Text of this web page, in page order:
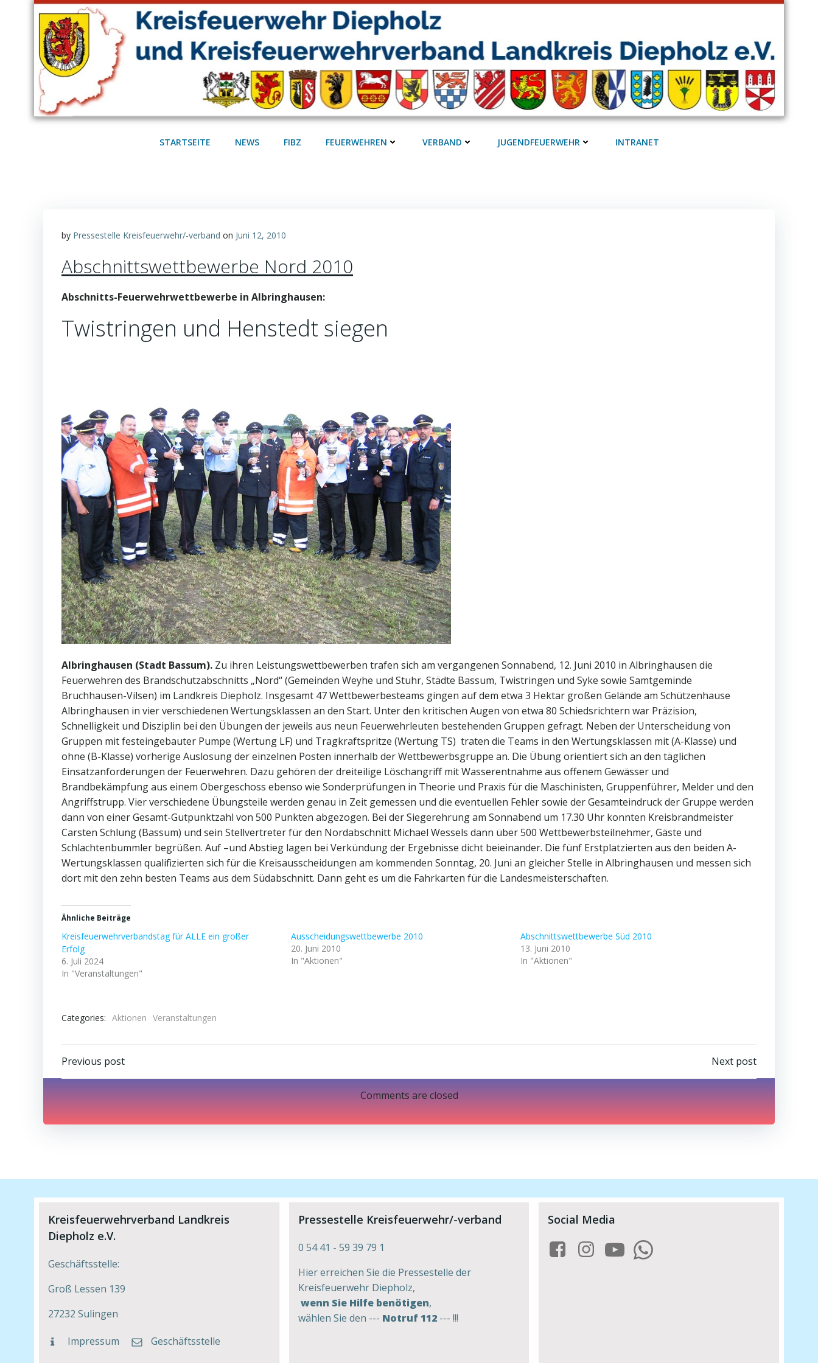
STARTSEITE NEWS FIBZ FEUERWEHREN VERBAND JUGENDFEUERWEHR INTRANET
by Pressestelle Kreisfeuerwehr/-verband on Juni 12, 2010
Abschnittswettbewerbe Nord 2010
Abschnitts-Feuerwehrwettbewerbe in Albringhausen:
Twistringen und Henstedt siegen
Albringhausen (Stadt Bassum). Zu ihren Leistungswettbewerben trafen sich am vergangenen Sonnabend, 12. Juni 2010 in Albringhausen die
Feuerwehren des Brandschutzabschnitts „Nord“ (Gemeinden Weyhe und Stuhr, Städte Bassum, Twistringen und Syke sowie Samtgeminde
Bruchhausen-Vilsen) im Landkreis Diepholz. Insgesamt 47 Wettbewerbesteams gingen auf dem etwa 3 Hektar großen Gelände am Schützenhause
Albringhausen in vier verschiedenen Wertungsklassen an den Start. Unter den kritischen Augen von etwa 80 Schiedsrichtern war Präzision,
Schnelligkeit und Disziplin bei den Übungen der jeweils aus neun Feuerwehrleuten bestehenden Gruppen gefragt. Neben der Unterscheidung von
Gruppen mit festeingebauter Pumpe (Wertung LF) und Tragkraftspritze (Wertung TS) traten die Teams in den Wertungsklassen mit (A-Klasse) und
ohne (B-Klasse) vorherige Auslosung der einzelnen Posten innerhalb der Wettbewerbsgruppe an. Die Übung orientiert sich an den täglichen
Einsatzanforderungen der Feuerwehren. Dazu gehören der dreiteilige Löschangriff mit Wasserentnahme aus offenem Gewässer und
Brandbekämpfung aus einem Obergeschoss ebenso wie Sonderprüfungen in Theorie und Praxis für die Maschinisten, Gruppenführer, Melder und den
Angriffstrupp. Vier verschiedene Übungsteile werden genau in Zeit gemessen und die eventuellen Fehler sowie der Gesamteindruck der Gruppe werden
dann von einer Gesamt-Gutpunktzahl von 500 Punkten abgezogen. Bei der Siegerehrung am Sonnabend um 17.30 Uhr konnten Kreisbrandmeister
Carsten Schlung (Bassum) und sein Stellvertreter für den Nordabschnitt Michael Wessels dann über 500 Wettbewerbsteilnehmer, Gäste und
Schlachtenbummler begrüßen. Auf –und Abstieg lagen bei Verkündung der Ergebnisse dicht beieinander. Die fünf Erstplatzierten aus den beiden A-
Wertungsklassen qualifizierten sich für die Kreisausscheidungen am kommenden Sonntag, 20. Juni an gleicher Stelle in Albringhausen und messen sich
dort mit den zehn besten Teams aus dem Südabschnitt. Dann geht es um die Fahrkarten für die Landesmeisterschaften.
Ähnliche Beiträge
Kreisfeuerwehrverbandstag für ALLE ein großer
Erfolg
6. Juli 2024
In "Veranstaltungen"
Ausscheidungswettbewerbe 2010
20. Juni 2010
In "Aktionen"
Abschnittswettbewerbe Süd 2010
13. Juni 2010
In "Aktionen"
Categories: Aktionen Veranstaltungen
Post
navigation
Previous post
navigation
Next post
Comments are closed
Kreisfeuerwehrverband Landkreis
Diepholz e.V.
Geschäftsstelle:
Groß Lessen 139
27232 Sulingen
Impressum Geschäftsstelle
Pressestelle Kreisfeuerwehr/-verband
0 54 41 - 59 39 79 1
Hier erreichen Sie die Pressestelle der
Kreisfeuerwehr Diepholz,
wenn Sie Hilfe benötigen,
wählen Sie den --- Notruf 112--- !!!
Social Media